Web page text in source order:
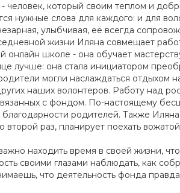
человек, который своим теплом и
нужные слова для каждого: и для
улыбчивая, её всегда
жизни Иляна совмещает
школе - она обучает
лучше: она стала инициатором
могли наслаждаться отдыхом
наших волонтеров. Работу над
с фондом. По-настоящему
родителей. Также
раз, планирует поехать
находить время в своей жизни,
своими глазами наблюдать, как
что деятельность фонда